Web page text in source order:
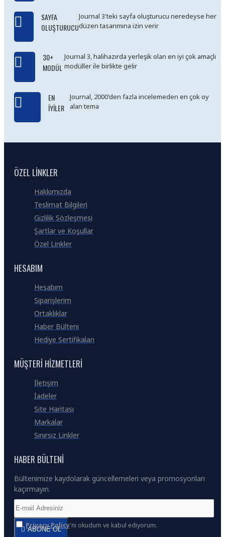
SAYFA
OLUŞTURUCU
Journal 3'teki sayfa oluşturucu neredeyse her
düzen tasarımına izin verir
30+
MODÜL
Journal 3, halihazırda yerleşik olan en iyi çok amaçlı
modüller ile birlikte gelir
EN
İYILER
Journal, 2000'den fazla incelemeden en çok oy
alan tema
ÖZEL LINKLER
Hakkımızda
Teslimat Bilgileri
Gizlilik Sözleşmesi
Şartlar ve Koşullar
Özel Linkler
HESABIM
Hesabım
Siparişlerim
Ortaklıklar
Haber Bülteni
Hediye Sertifikaları
MÜŞTERI HIZMETLERI
İletişim
İadeler
Site Haritası
Markalar
Sınırsız Linkler
HABER BÜLTENI
Bültenimize kaydolarak güncellemeleri veya promosyonları
kaçırmayın.
ABONE OL
Privacy Policy'ni okudum ve kabul ediyorum.